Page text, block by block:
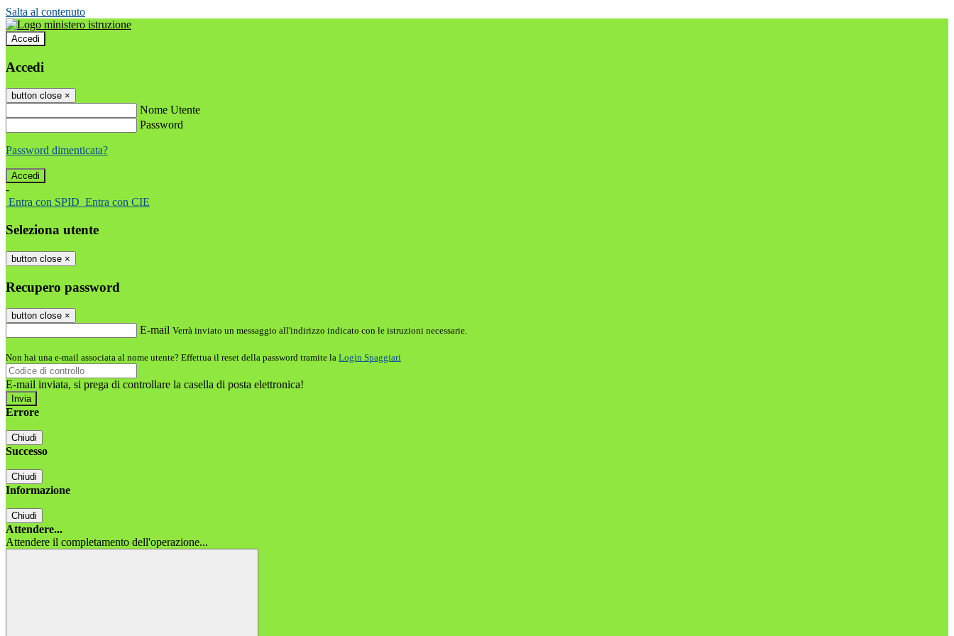
Salta al contenuto
Accedi
Accedi
button close ×
Nome Utente
Password
Password dimenticata?
-
Entra con SPID Entra con CIE
Seleziona utente
button close ×
Recupero password
button close ×
E-mail Verrà inviato un messaggio all'indirizzo indicato con le istruzioni necessarie.
Non hai una e-mail associata al nome utente? Effettua il reset della password tramite la Login Spaggiari
E-mail inviata, si prega di controllare la casella di posta elettronica!
Errore
Chiudi
Successo
Chiudi
Informazione
Chiudi
Attendere...
Attendere il completamento dell'operazione...